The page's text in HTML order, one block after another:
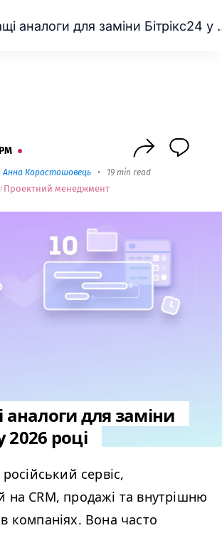
Найкращі
Анна Коросташовець • 19 min read
Проектний менеджмент
для заміни
2026 році
сервіс,
на CRM, продажі та внутрішню
компаніях. Вона часто